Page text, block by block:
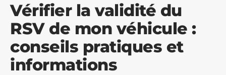
Vérifier la validité du
RSV de mon véhicule :
conseils pratiques et
informations